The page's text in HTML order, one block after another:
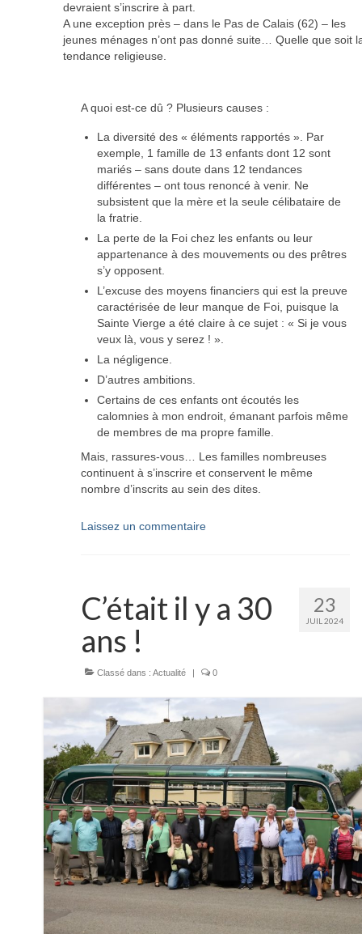
devraient s’inscrire à part.
A une exception près – dans le Pas de Calais (62) – les
jeunes ménages n’ont pas donné suite… Quelle que soit
tendance religieuse.
A quoi est-ce dû ? Plusieurs causes :
La diversité des « éléments rapportés ». Par
exemple, 1 famille de 13 enfants dont 12 sont
mariés – sans doute dans 12 tendances
différentes – ont tous renoncé à venir. Ne
subsistent que la mère et la seule célibataire de
la fratrie.
La perte de la Foi chez les enfants ou leur
appartenance à des mouvements ou des prêtres
s’y opposent.
L’excuse des moyens financiers qui est la preuve
caractérisée de leur manque de Foi, puisque la
Sainte Vierge a été claire à ce sujet : « Si je vous
veux là, vous y serez ! ».
La négligence.
D’autres ambitions.
Certains de ces enfants ont écoutés les
calomnies à mon endroit, émanant parfois même
de membres de ma propre famille.
Mais, rassures-vous… Les familles nombreuses
continuent à s’inscrire et conservent le même
nombre d’inscrits au sein des dites.
Laissez un commentaire
23
JUIL 2024
C’était il y a 30
ans !
Classé dans : Actualité 0